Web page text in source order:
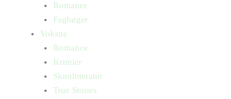
Romaner
Fagbøger
Voksne
Romance
Krimier
Skønlitteratur
True Stories